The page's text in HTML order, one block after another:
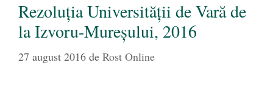
Rezoluţia Universităţii de Vară de
la Izvoru-Mureşului, 2016
27 august 2016 de Rost Online